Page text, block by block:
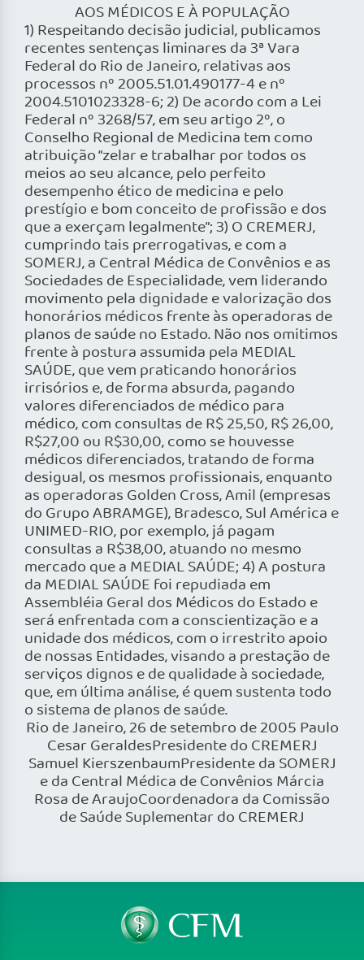
AOS MÉDICOS E À POPULAÇÃO
1) Respeitando decisão judicial, publicamos
recentes sentenças liminares da 3ª Vara
Federal do Rio de Janeiro, relativas aos
processos nº 2005.51.01.490177-4 e nº
2004.5101023328-6; 2) De acordo com a Lei
Federal nº 3268/57, em seu artigo 2º, o
Conselho Regional de Medicina tem como
atribuição “zelar e trabalhar por todos os
meios ao seu alcance, pelo perfeito
desempenho ético de medicina e pelo
prestígio e bom conceito de profissão e dos
que a exerçam legalmente”; 3) O CREMERJ,
cumprindo tais prerrogativas, e com a
SOMERJ, a Central Médica de Convênios e as
Sociedades de Especialidade, vem liderando
movimento pela dignidade e valorização dos
honorários médicos frente às operadoras de
planos de saúde no Estado. Não nos omitimos
frente à postura assumida pela MEDIAL
SAÚDE, que vem praticando honorários
irrisórios e, de forma absurda, pagando
valores diferenciados de médico para
médico, com consultas de R$ 25,50, R$ 26,00,
R$27,00 ou R$30,00, como se houvesse
médicos diferenciados, tratando de forma
desigual, os mesmos profissionais, enquanto
as operadoras Golden Cross, Amil (empresas
do Grupo ABRAMGE), Bradesco, Sul América e
UNIMED-RIO, por exemplo, já pagam
consultas a R$38,00, atuando no mesmo
mercado que a MEDIAL SAÚDE; 4) A postura
da MEDIAL SAÚDE foi repudiada em
Assembléia Geral dos Médicos do Estado e
será enfrentada com a conscientização e a
unidade dos médicos, com o irrestrito apoio
de nossas Entidades, visando a prestação de
serviços dignos e de qualidade à sociedade,
que, em última análise, é quem sustenta todo
o sistema de planos de saúde.
Rio de Janeiro, 26 de setembro de 2005 Paulo
Cesar GeraldesPresidente do CREMERJ
Samuel KierszenbaumPresidente da SOMERJ
e da Central Médica de Convênios Márcia
Rosa de AraujoCoordenadora da Comissão
de Saúde Suplementar do CREMERJ